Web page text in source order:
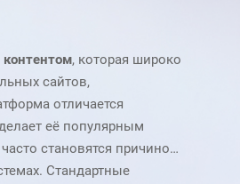
контентом, которая широко
сайтов,
отличается
её популярным
становятся причиной
Стандартные